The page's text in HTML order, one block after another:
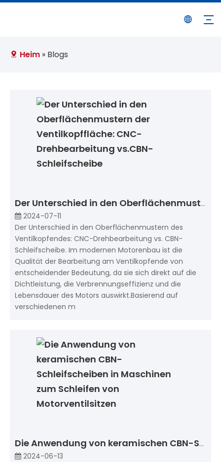
Heim » Blogs
Der Unterschied in den Oberflächenmustern der Ventilkopffläche: CNC-Drehbearbeitung vs.CBN-Schleifscheibe
2024-07-11
Der Unterschied in den Oberflächenmustern des
Ventilkopfendes: CNC-Drehbearbeitung vs. CBN-
Schleifscheibe. Im modernen Motorenbau ist die
Qualität der Bearbeitung am Ventilkopfende von
entscheidender Bedeutung, da sie sich direkt auf die
Dichtleistung, die Verbrennungseffizienz und die
Lebensdauer des Motors auswirkt.Basierend auf
verschiedenen m
Die Anwendung von keramischen CBN-Schleifscheiben in Maschinen zum Schleifen von Motorventilsitzen
2024-06-13